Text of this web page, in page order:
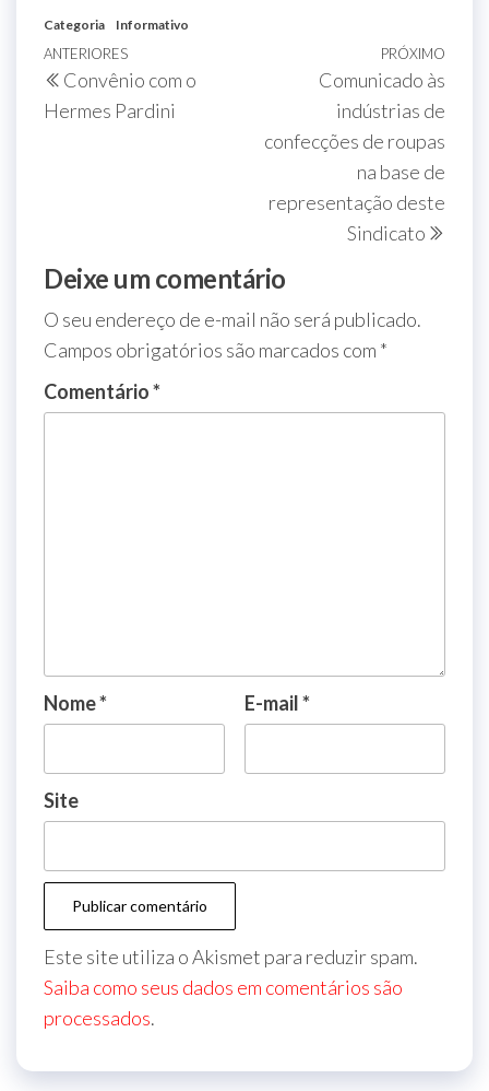
Categoria Informativo
ANTERIORES
Convênio com o
Hermes Pardini
PRÓXIMO
Comunicado às
indústrias de
confecções de roupas
na base de
representação deste
Sindicato
Deixe um comentário
O seu endereço de e-mail não será publicado.
Campos obrigatórios são marcados com *
Comentário*
Nome* E-mail*
Site
Este site utiliza o Akismet para reduzir spam.
Saiba como seus dados em comentários são
processados.